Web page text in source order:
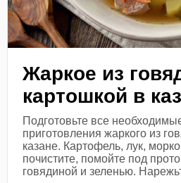
Жаркое из
картошкой в
Подготовьте все
приготовления жаркого из
казане. Картофель, лук,
почистите, помойте под
говядиной и зеленью.